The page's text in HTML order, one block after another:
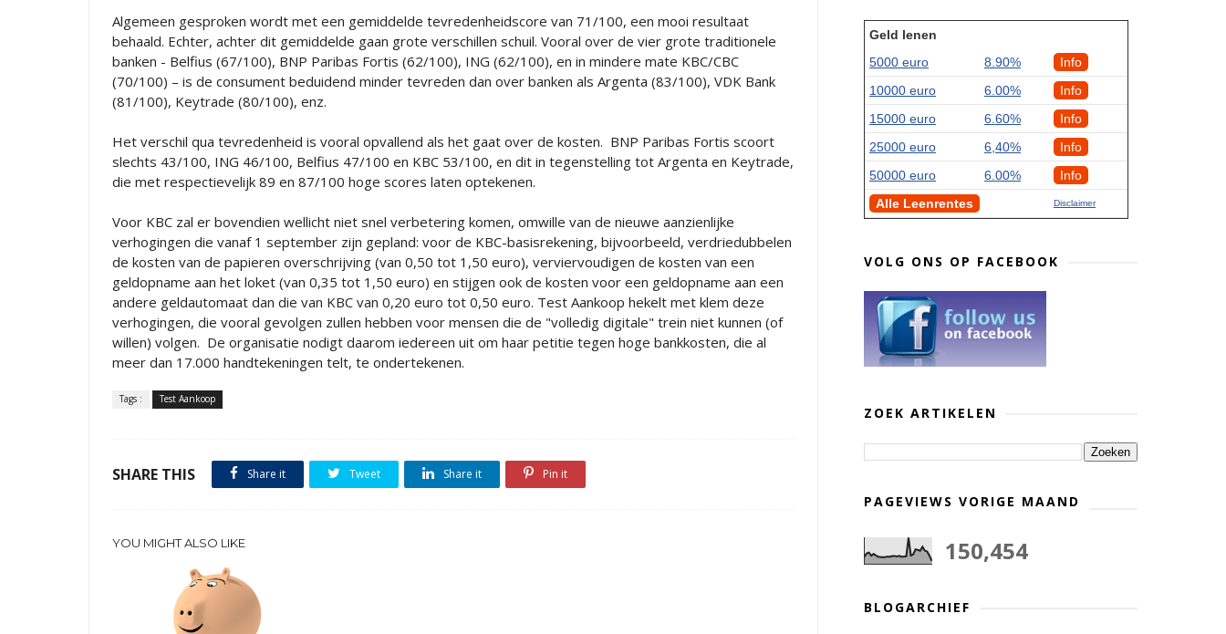
Algemeen gesproken wordt met een gemiddelde tevredenheidscore van 71/100, een mooi resultaat
behaald. Echter, achter dit gemiddelde gaan grote verschillen schuil. Vooral over de vier grote traditionele
banken - Belfius (67/100), BNP Paribas Fortis (62/100), ING (62/100), en in mindere mate KBC/CBC
(70/100) – is de consument beduidend minder tevreden dan over banken als Argenta (83/100), VDK Bank
(81/100), Keytrade (80/100), enz.
Het verschil qua tevredenheid is vooral opvallend als het gaat over de kosten. BNP Paribas Fortis scoort
slechts 43/100, ING 46/100, Belfius 47/100 en KBC 53/100, en dit in tegenstelling tot Argenta en Keytrade,
die met respectievelijk 89 en 87/100 hoge scores laten optekenen.
Voor KBC zal er bovendien wellicht niet snel verbetering komen, omwille van de nieuwe aanzienlijke
verhogingen die vanaf 1 september zijn gepland: voor de KBC-basisrekening, bijvoorbeeld, verdriedubbelen
de kosten van de papieren overschrijving (van 0,50 tot 1,50 euro), verviervoudigen de kosten van een
geldopname aan het loket (van 0,35 tot 1,50 euro) en stijgen ook de kosten voor een geldopname aan een
andere geldautomaat dan die van KBC van 0,20 euro tot 0,50 euro. Test Aankoop hekelt met klem deze
verhogingen, die vooral gevolgen zullen hebben voor mensen die de "volledig digitale" trein niet kunnen (of
willen) volgen. De organisatie nodigt daarom iedereen uit om haar petitie tegen hoge bankkosten, die al
meer dan 17.000 handtekeningen telt, te ondertekenen.
Tags : Test Aankoop
SHARE THIS Share it Tweet Share it Pin it
YOU MIGHT ALSO LIKE
Geld lenen
5000 euro
8.90%
Info
10000 euro
6.00%
Info
15000 euro
6.60%
Info
25000 euro
6,40%
Info
50000 euro
6.00%
Info
Alle Leenrentes
Disclaimer
VOLG ONS OP FACEBOOK
ZOEK ARTIKELEN
PAGEVIEWS VORIGE MAAND
150,454
BLOGARCHIEF